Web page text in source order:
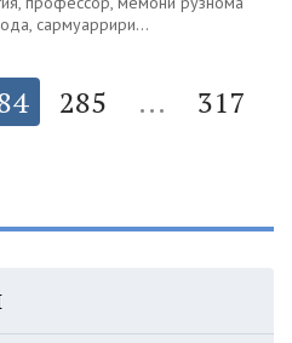
сармуҳаррири...
285 ... 317